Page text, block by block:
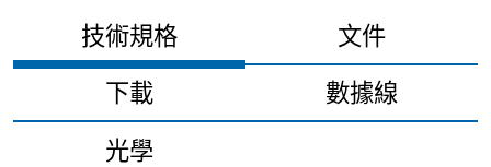
技術規格
文件
下載
數據線
光學